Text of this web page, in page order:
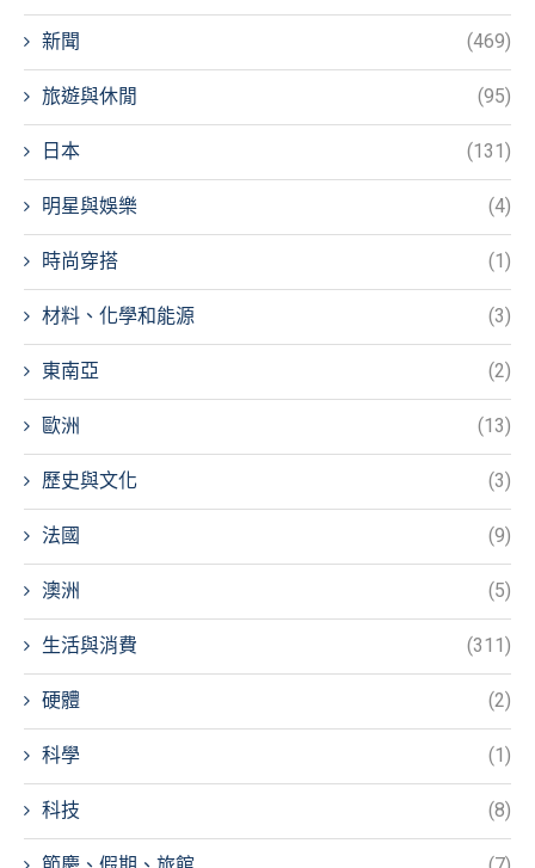
新聞 (469)
旅遊與休閒 (95)
日本 (131)
明星與娛樂 (4)
時尚穿搭 (1)
材料、化學和能源 (3)
東南亞 (2)
歐洲 (13)
歷史與文化 (3)
法國 (9)
澳洲 (5)
生活與消費 (311)
硬體 (2)
科學 (1)
科技 (8)